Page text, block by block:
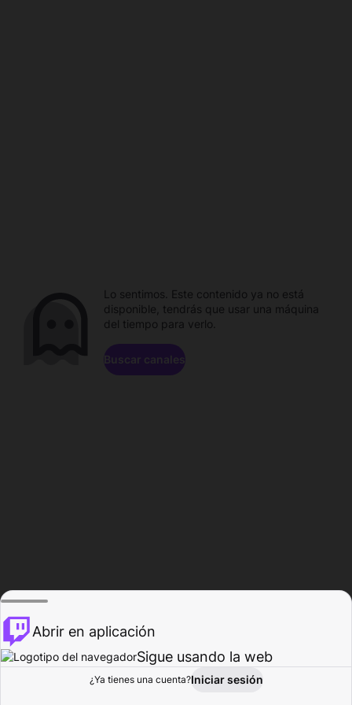
Explorar Actividad
Lo sentimos. Este contenido ya no está
disponible, tendrás que usar una máquina
del tiempo para verlo.
Buscar canales
Abrir en aplicación
Sigue usando la web
¿Ya tienes una cuenta?Iniciar sesión